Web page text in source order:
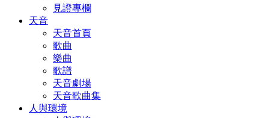
見證專欄
天音
天音首頁
歌曲
樂曲
歌譜
天音劇場
天音歌曲集
人與環境